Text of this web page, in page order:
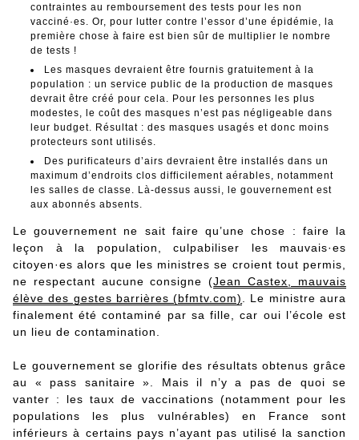
contraintes au remboursement des tests pour les non
vacciné·es. Or, pour lutter contre l’essor d’une épidémie, la
première chose à faire est bien sûr de multiplier le nombre
de tests !
Les masques devraient être fournis gratuitement à la
population : un service public de la production de masques
devrait être créé pour cela. Pour les personnes les plus
modestes, le coût des masques n’est pas négligeable dans
leur budget. Résultat : des masques usagés et donc moins
protecteurs sont utilisés.
Des purificateurs d’airs devraient être installés dans un
maximum d’endroits clos difficilement aérables, notamment
les salles de classe. Là-dessus aussi, le gouvernement est
aux abonnés absents.
Le gouvernement ne sait faire qu’une chose : faire la
leçon à la population, culpabiliser les mauvais·es
citoyen·es alors que les ministres se croient tout permis,
ne respectant aucune consigne (Jean Castex, mauvais
élève des gestes barrières (bfmtv.com)
. Le ministre aura
finalement été contaminé par sa fille, car oui l’école est
un lieu de contamination.
Le gouvernement se glorifie des résultats obtenus grâce
au « pass sanitaire ». Mais il n’y a pas de quoi se
vanter : les taux de vaccinations (notamment pour les
populations les plus vulnérables) en France sont
inférieurs à certains pays n’ayant pas utilisé la sanction